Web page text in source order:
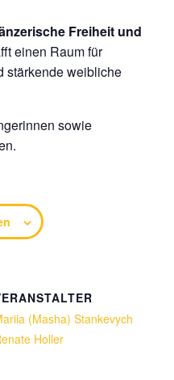
Freiheit und
einen Raum für
stärkende weibliche
sowie
(Masha) Stankevych
Holler